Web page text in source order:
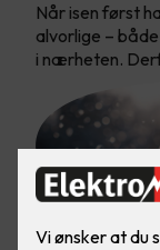
Når isen først
alvorlige –
i nærheten.